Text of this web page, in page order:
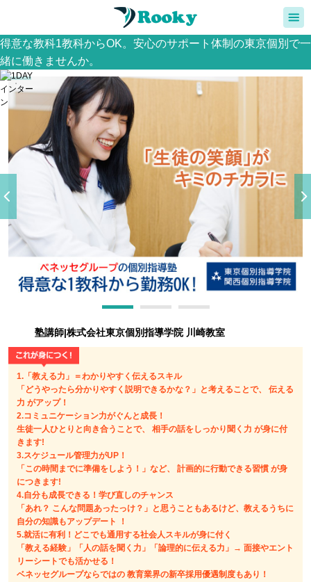
得意な教科1教科からOK。安心のサポート体制の東京個別で一
緒に働きませんか。
塾講師|株式会社東京個別指導学院 川崎教室
1.「教える力」＝わかりやすく伝えるスキル
「どうやったら分かりやすく説明できるかな？」と考えることで、 伝える
力 がアップ！
2.コミュニケーション力がぐんと成長！
生徒一人ひとりと向き合うことで、 相手の話をしっかり聞く力 が身に付
きます!
3.スケジュール管理力がUP！
「この時間までに準備をしよう！」など、 計画的に行動できる習慣 が身
につきます!
4.自分も成長できる！学び直しのチャンス
「あれ？ こんな問題あったっけ？」と思うこともあるけど、教えるうちに
自分の知識もアップデート ！
5.就活に有利！どこでも通用する社会人スキルが身に付く
「教える経験」「人の話を聞く力」「論理的に伝える力」→ 面接やエント
リーシートでも活かせる！
ベネッセグループならではの 教育業界の新卒採用優遇制度もあり！